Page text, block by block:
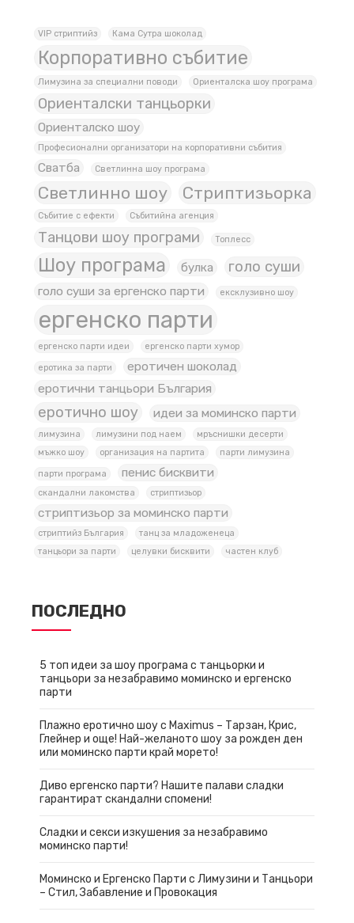
VIP стриптийз Кама Сутра шоколад
Корпоративно събитие
Лимузина за специални поводи Ориенталска шоу програма
Ориенталски танцьорки
Ориенталско шоу
Професионални организатори на корпоративни събития
Сватба Светлинна шоу програма
Светлинно шоу Стриптизьорка
Събитие с ефекти Събитийна агенция
Танцови шоу програми Топлесс
Шоу програма булка голо суши
голо суши за ергенско парти ексклузивно шоу
ергенско парти
ергенско парти идеи ергенско парти хумор
еротика за парти
еротичен шоколад
еротични танцьори България
еротично шоу идеи за моминско парти
лимузина лимузини под наем
мръснишки десерти
мъжко шоу
организация на партита парти лимузина
парти програма пенис бисквити
скандални лакомства стриптизьор
стриптизьор за моминско парти
стриптийз България
танц за младоженеца
танцьори за парти
целувки бисквити частен клуб
ПОСЛЕДНО
5 топ идеи за шоу програма с танцьорки и
танцьори за незабравимо моминско и ергенско
парти
Плажно еротично шоу с Maximus – Тарзан, Крис,
Глейнер и още! Най-желаното шоу за рожден ден
или моминско парти край морето!
Диво ергенско парти? Нашите палави сладки
гарантират скандални спомени!
Сладки и секси изкушения за незабравимо
моминско парти!
Моминско и Ергенско Парти с Лимузини и Танцьори
– Стил, Забавление и Провокация